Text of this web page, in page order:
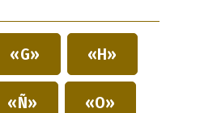
«G» «H»
«Ñ» «O»